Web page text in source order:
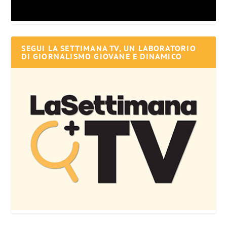
SEGUI LA SETTIMANA TV, UN LABORATORIO
DI GIORNALISMO GIOVANE E DINAMICO